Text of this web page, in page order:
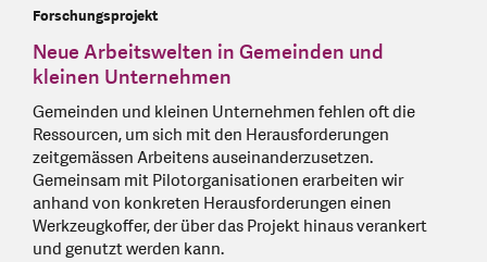
Forschungsprojekt
Neue Arbeitswelten in Gemeinden und
kleinen Unternehmen
Gemeinden und kleinen Unternehmen fehlen oft die
Ressourcen, um sich mit den Herausforderungen
zeitgemässen Arbeitens auseinanderzusetzen.
Gemeinsam mit Pilotorganisationen erarbeiten wir
anhand von konkreten Herausforderungen einen
Werkzeugkoffer, der über das Projekt hinaus verankert
und genutzt werden kann.